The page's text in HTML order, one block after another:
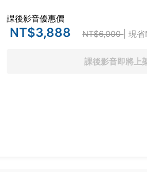
課後影音優惠價
NT$3,888 NT$6,000| 現省
課後影音即將上